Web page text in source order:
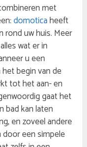
met
domoticaheeft
rond uw huis. Meer
wat er in
u een
begin van de
tot het aan- en
gaat het
bad kan laten
en zoveel andere
een simpele